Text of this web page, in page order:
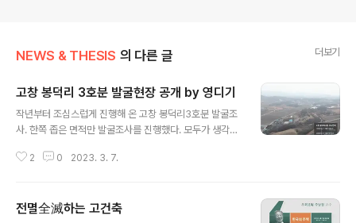
NEWS & THESIS 의 다른 글 더보기
고창 봉덕리 3호분 발굴현장 공개 by 영디기
작년부터 조심스럽게 진행해 온 고창 봉덕리3호분 발굴조
사. 한쪽 좁은 면적만 발굴조사를 진행했다. 모두가 생각했
다. 마한 분구묘 중 가장 큰 규모. 그 만큼 많은 미스터리를
발걸음을 돌리시면 눈 호강을 하실겁니다.
2 0 2023. 3. 7.
전멸全滅하는 고건축